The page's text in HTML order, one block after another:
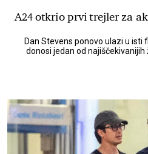
A24 otkrio prvi trejler za
Dan Stevens ponovo ulazi u isti
donosi jedan od